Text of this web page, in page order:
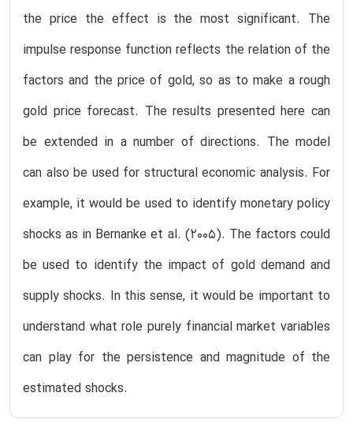
the price the effect is the most significant. The
impulse response function reflects the relation of the
factors and the price of gold, so as to make a rough
gold price forecast. The results presented here can
be extended in a number of directions. The model
can also be used for structural economic analysis. For
example, it would be used to identify monetary policy
shocks as in Bernanke et al. (2005). The factors could
be used to identify the impact of gold demand and
supply shocks. In this sense, it would be important to
understand what role purely financial market variables
can play for the persistence and magnitude of the
estimated shocks.